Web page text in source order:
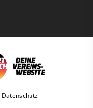
Datenschutz